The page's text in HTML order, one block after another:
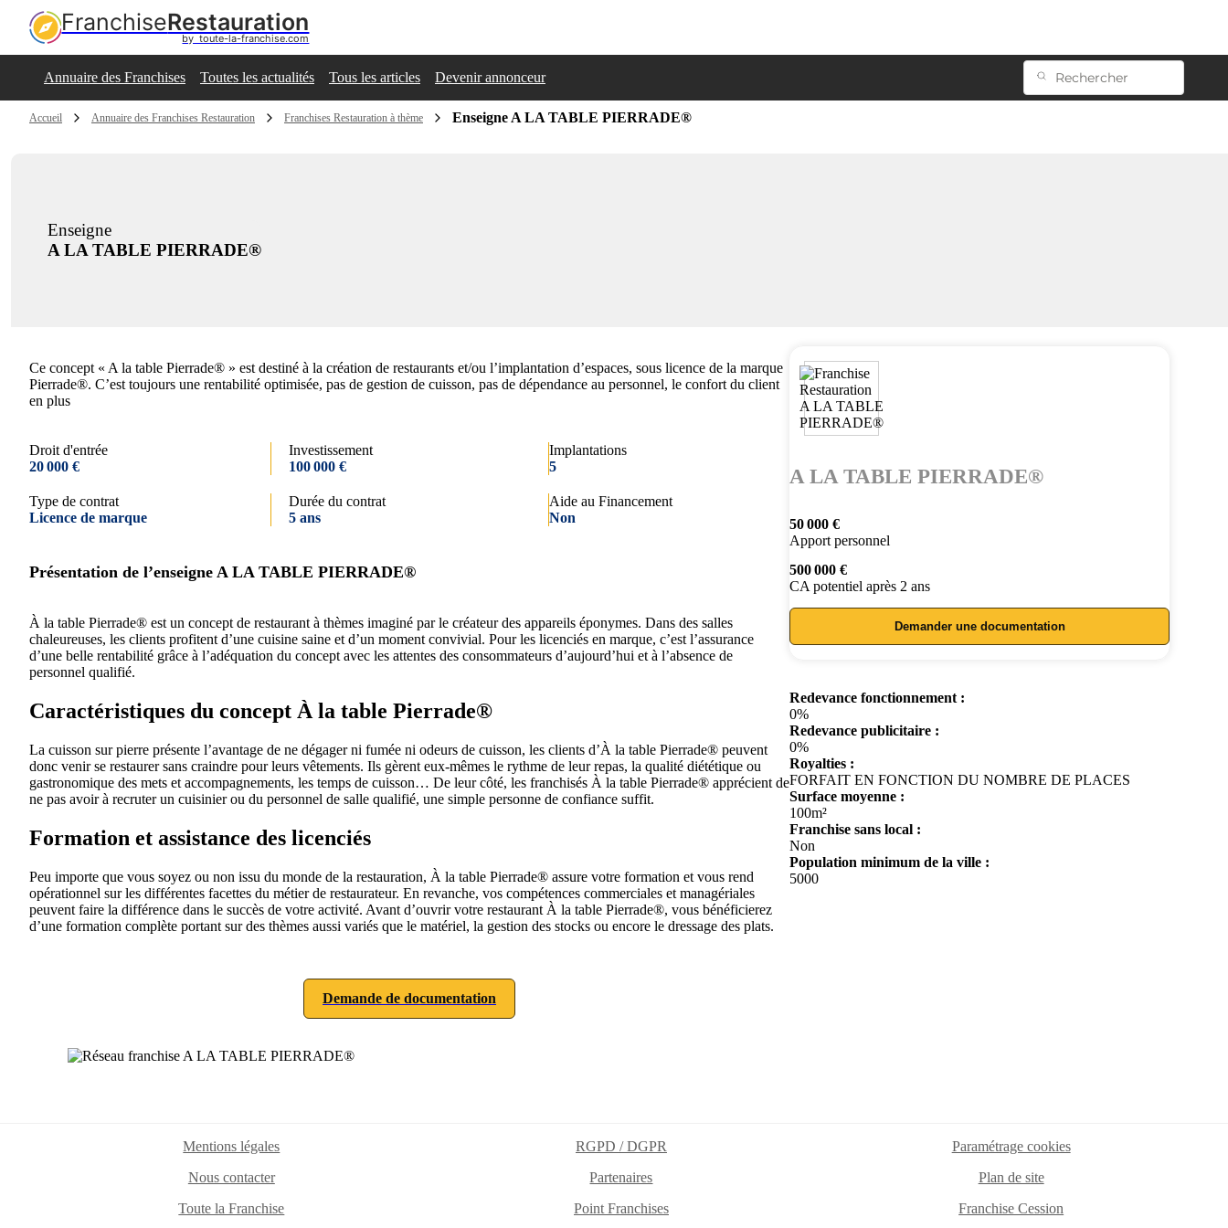
FranchiseRestauration
by  toute-la-franchise.com
Annuaire des Franchises Toutes les actualités Tous les articles Devenir annonceur
Accueil Annuaire des Franchises Restauration Franchises Restauration à thème Enseigne A LA TABLE PIERRADE®
Enseigne
A LA TABLE PIERRADE®
Ce concept « A la table Pierrade® » est destiné à la création de restaurants et/ou l’implantation d’espaces, sous licence de la marque
Pierrade®. C’est toujours une rentabilité optimisée, pas de gestion de cuisson, pas de dépendance au personnel, le confort du client
en plus
Droit d'entrée
20 000 €
Investissement
100 000 €
Implantations
5
Type de contrat
Licence de marque
Durée du contrat
5 ans
Aide au Financement
Non
Présentation de l’enseigne A LA TABLE PIERRADE®
À la table Pierrade® est un concept de restaurant à thèmes imaginé par le créateur des appareils éponymes. Dans des salles
chaleureuses, les clients profitent d’une cuisine saine et d’un moment convivial. Pour les licenciés en marque, c’est l’assurance
d’une belle rentabilité grâce à l’adéquation du concept avec les attentes des consommateurs d’aujourd’hui et à l’absence de
personnel qualifié.
Caractéristiques du concept À la table Pierrade®
La cuisson sur pierre présente l’avantage de ne dégager ni fumée ni odeurs de cuisson, les clients d’À la table Pierrade® peuvent
donc venir se restaurer sans craindre pour leurs vêtements. Ils gèrent eux-mêmes le rythme de leur repas, la qualité diététique ou
gastronomique des mets et accompagnements, les temps de cuisson… De leur côté, les franchisés À la table Pierrade® apprécient de
ne pas avoir à recruter un cuisinier ou du personnel de salle qualifié, une simple personne de confiance suffit.
Formation et assistance des licenciés
Peu importe que vous soyez ou non issu du monde de la restauration, À la table Pierrade® assure votre formation et vous rend
opérationnel sur les différentes facettes du métier de restaurateur. En revanche, vos compétences commerciales et managériales
peuvent faire la différence dans le succès de votre activité. Avant d’ouvrir votre restaurant À la table Pierrade®, vous bénéficierez
d’une formation complète portant sur des thèmes aussi variés que le matériel, la gestion des stocks ou encore le dressage des plats.
Demande de documentation
A LA TABLE PIERRADE®
50 000 €
Apport personnel
500 000 €
CA potentiel après 2 ans
Demander une documentation
Redevance fonctionnement :
0%
Redevance publicitaire :
0%
Royalties :
FORFAIT EN FONCTION DU NOMBRE DE PLACES
Surface moyenne :
100m²
Franchise sans local :
Non
Population minimum de la ville :
5000
Mentions légales RGPD / DGPR
Paramétrage cookies
Nous contacter
Partenaires
Plan de site
Toute la Franchise
Point Franchises Franchise Cession